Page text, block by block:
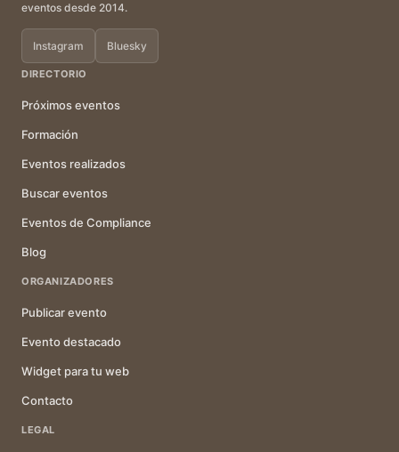
eventos desde 2014.
Instagram Bluesky
DIRECTORIO
Próximos eventos
Formación
Eventos realizados
Buscar eventos
Eventos de Compliance
Blog
ORGANIZADORES
Publicar evento
Evento destacado
Widget para tu web
Contacto
LEGAL